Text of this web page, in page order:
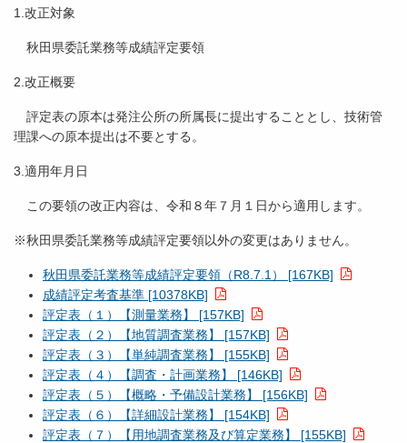
1.改正対象
秋田県委託業務等成績評定要領
2.改正概要
評定表の原本は発注公所の所属長に提出することとし、技術管
理課への原本提出は不要とする。
3.適用年月日
この要領の改正内容は、令和８年７月１日から適用します。
※秋田県委託業務等成績評定要領以外の変更はありません。
秋田県委託業務等成績評定要領（R8.7.1） [167KB]
成績評定考査基準 [10378KB]
評定表（１）【測量業務】 [157KB]
評定表（２）【地質調査業務】 [157KB]
評定表（３）【単純調査業務】 [155KB]
評定表（４）【調査・計画業務】 [146KB]
評定表（５）【概略・予備設計業務】 [156KB]
評定表（６）【詳細設計業務】 [154KB]
評定表（７）【用地調査業務及び算定業務】 [155KB]